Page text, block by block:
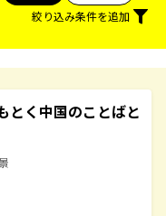
絞り込み条件を追加
とく中国のことばと